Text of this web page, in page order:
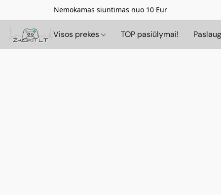
Nemokamas siuntimas nuo 10 Eur
Visos prekės TOP pasiūlymai!